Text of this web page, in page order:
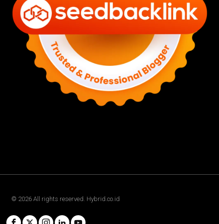
© 2026 All rights reserved. Hybrid.co.id